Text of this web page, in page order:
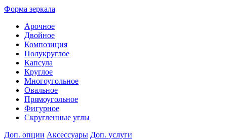
Форма зеркала
Арочное
Двойное
Композиция
Полукруглое
Капсула
Круглое
Многоугольное
Овальное
Прямоугольное
Фигурное
Скругленные углы
Доп. опции Аксессуары Доп. услуги